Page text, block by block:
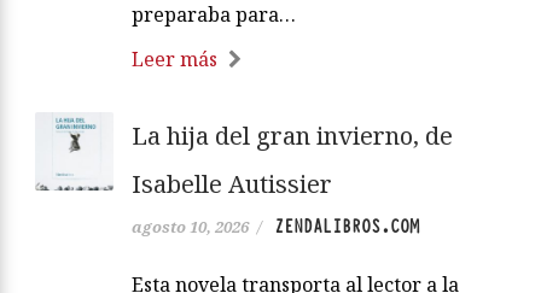
preparaba para…
Leer más
La hija del gran invierno, de
Isabelle Autissier
agosto 10, 2026 / ZENDALIBROS.COM
Esta novela transporta al lector a la